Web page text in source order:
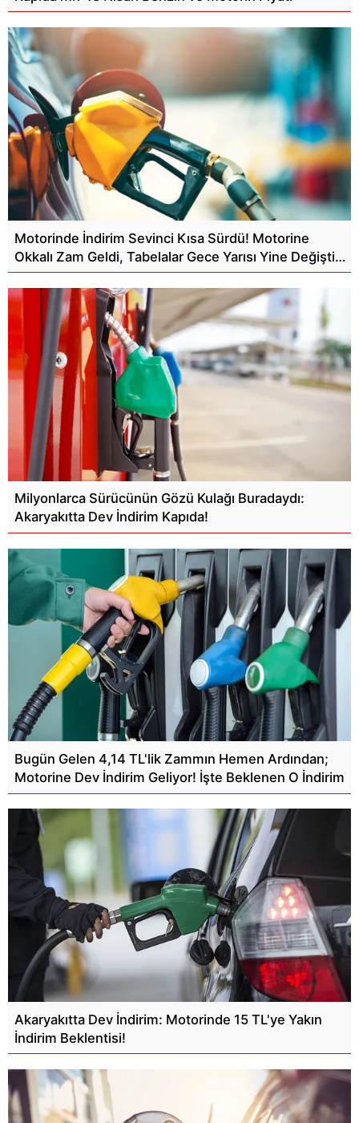
Motorinde İndirim Sevinci Kısa Sürdü! Motorine
Okkalı Zam Geldi, Tabelalar Gece Yarısı Yine Değişti…
Milyonlarca Sürücünün Gözü Kulağı Buradaydı:
Akaryakıtta Dev İndirim Kapıda!
Bugün Gelen 4,14 TL'lik Zammın Hemen Ardından;
Motorine Dev İndirim Geliyor! İşte Beklenen O İndirim
Akaryakıtta Dev İndirim: Motorinde 15 TL'ye Yakın
İndirim Beklentisi!